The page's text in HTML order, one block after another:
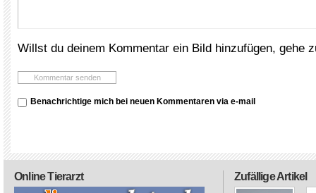
Willst du deinem Kommentar ein Bild hinzufügen, gehe
Benachrichtige mich bei neuen Kommentaren via e-mail
Zufällige Artikel
Online Tierarzt